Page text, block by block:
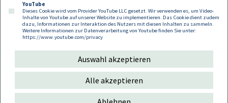
YouTube
Dieses Cookie wird vom Provider YouTube LLC gesetzt. Wir verwenden es, um Video-
Inhalte von Youtube auf unserer Website zu implementieren. Das Cookie dient zudem
dazu, Informationen zur Interaktion des Nutzers mit diesen Inhalten zu sammeln.
Weitere Informationen zur Datenverarbeitung von Youtube finden Sie unter:
https://www.youtube.com/privacy
Auswahl akzeptieren
Alle akzeptieren
Follow us on:
Copyright 2026